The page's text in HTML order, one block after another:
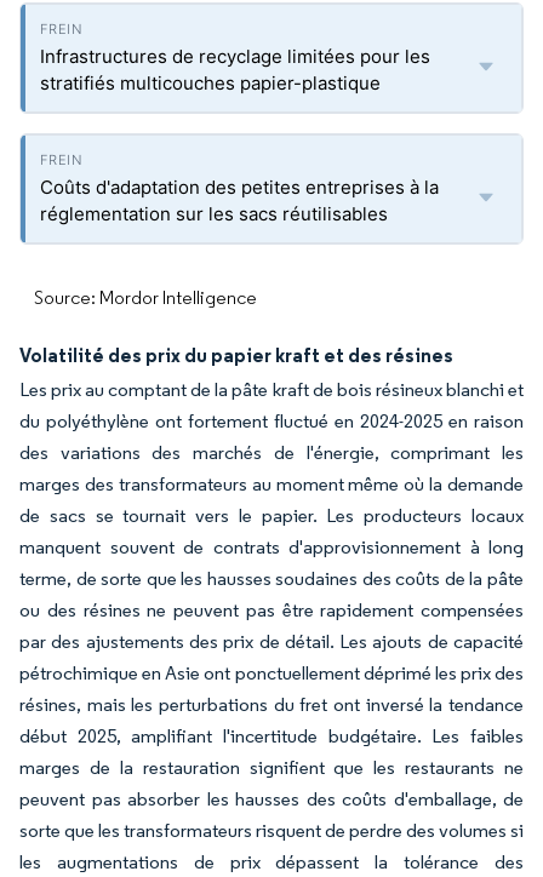
Infrastructures de recyclage limitées pour les
stratifiés multicouches papier-plastique
Coûts d'adaptation des petites entreprises à la
réglementation sur les sacs réutilisables
Source: Mordor Intelligence
Volatilité des prix du papier kraft et des résines
Les prix au comptant de la pâte kraft de bois résineux blanchi et
du polyéthylène ont fortement fluctué en 2024-2025 en raison
des variations des marchés de l'énergie, comprimant les
marges des transformateurs au moment même où la demande
de sacs se tournait vers le papier. Les producteurs locaux
manquent souvent de contrats d'approvisionnement à long
terme, de sorte que les hausses soudaines des coûts de la pâte
ou des résines ne peuvent pas être rapidement compensées
par des ajustements des prix de détail. Les ajouts de capacité
pétrochimique en Asie ont ponctuellement déprimé les prix des
résines, mais les perturbations du fret ont inversé la tendance
début 2025, amplifiant l'incertitude budgétaire. Les faibles
marges de la restauration signifient que les restaurants ne
peuvent pas absorber les hausses des coûts d'emballage, de
sorte que les transformateurs risquent de perdre des volumes si
les augmentations de prix dépassent la tolérance des